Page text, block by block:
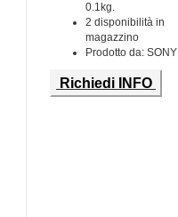
0.1kg.
2 disponibilità in
magazzino
Prodotto da: SONY
Richiedi INFO